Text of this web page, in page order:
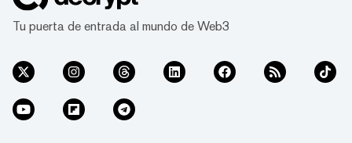
Tu puerta de entrada al mundo de Web3